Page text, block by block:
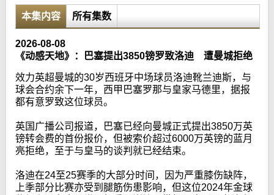
本集内容 所有集数
2026-08-08
《动感天地》：巴塞提出3850镑罗致洛迪 遭曼城拒绝
效力英超曼城的30岁西班牙中场球员洛迪靴兰迪斯，与
球会合约余下一年，西甲巴塞罗那与皇家马德里，据报
都有意罗致这位球员。
英国广播公司报道，巴塞已经向曼城正式提出3850万英
镑转会费的首份报价，但被索价超过6000万英镑的蓝月
亮拒绝，至于与皇马的谈判就已经结束。
洛迪在24至25赛季的大部分时间，因为严重膝伤缺阵，
上季部分比赛亦受到腿筋伤患影响，但这位2024年金球